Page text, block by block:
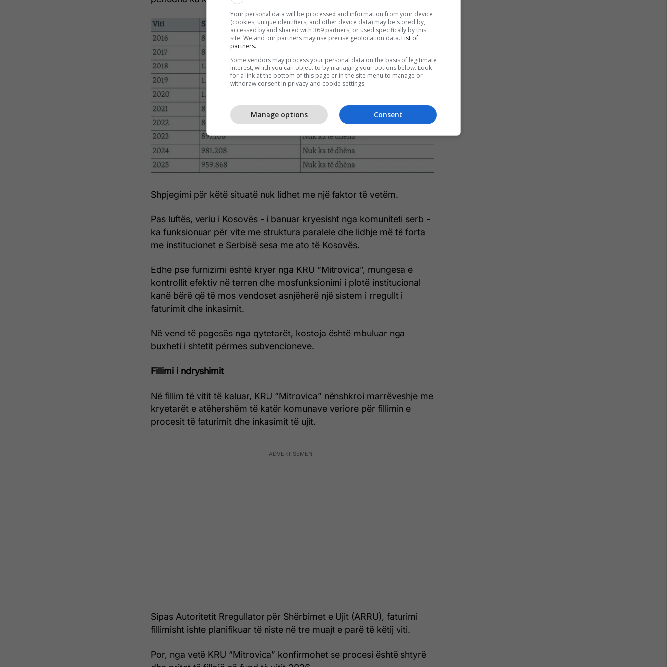
Shpjegimi për këtë situatë nuk lidhet me një faktor të vetëm.
Pas luftës, veriu i Kosovës - i banuar kryesisht nga komuniteti serb -
ka funksionuar për vite me struktura paralele dhe lidhje më të forta
me institucionet e Serbisë sesa me ato të Kosovës.
Edhe pse furnizimi është kryer nga KRU “Mitrovica”, mungesa e
kontrollit efektiv në terren dhe mosfunksionimi i plotë institucional
kanë bërë që të mos vendoset asnjëherë një sistem i rregullt i
faturimit dhe inkasimit.
Në vend të pagesës nga qytetarët, kostoja është mbuluar nga
buxheti i shtetit përmes subvencioneve.
Fillimi i ndryshimit
Në fillim të vitit të kaluar, KRU “Mitrovica” nënshkroi marrëveshje me
kryetarët e atëhershëm të katër komunave veriore për fillimin e
procesit të faturimit dhe inkasimit të ujit.
Sipas Autoritetit Rregullator për Shërbimet e Ujit (ARRU), faturimi
fillimisht ishte planifikuar të niste në tre muajt e parë të këtij viti.
Por, nga vetë KRU “Mitrovica” konfirmohet se procesi është shtyrë
Your personal data will be processed and information from your device
(cookies, unique identifiers, and other device data) may be stored by,
accessed by and shared with 369 partners, or used specifically by this
site. We and our partners may use precise geolocation data. List of
partners.
Some vendors may process your personal data on the basis of legitimate
interest, which you can object to by managing your options below. Look
for a link at the bottom of this page or in the site menu to manage or
withdraw consent in privacy and cookie settings.
Consent
Manage options